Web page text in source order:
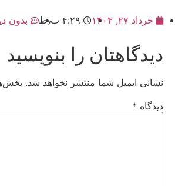
خرداد ۲۷, ۱۴۰۴ ۴:۲۹ ب٫ظ بدون
دیدگاهتان را بنویسید
نشانی ایمیل شما منتشر نخواهد شد.
دیدگاه *